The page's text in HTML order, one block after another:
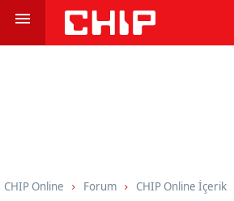
CHIP Online Forum CHIP Online İçerik